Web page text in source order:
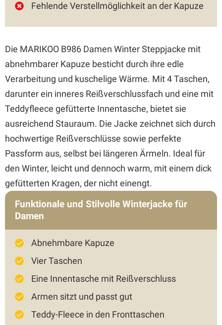
Fehlende Verstellmöglichkeit an der Kapuze
Die MARIKOO B986 Damen Winter Steppjacke mit
abnehmbarer Kapuze besticht durch ihre edle
Verarbeitung und kuschelige Wärme. Mit 4 Taschen,
darunter ein inneres Reißverschlussfach und eine mit
Teddyfleece gefütterte Innentasche, bietet sie
ausreichend Stauraum. Die Jacke zeichnet sich durch
hochwertige Reißverschlüsse sowie perfekte
Passform aus, selbst bei längeren Ärmeln. Ideal für
den Winter, leicht und dennoch warm, mit einem dick
gefütterten Kragen, der nicht einengt.
Funktionale und Stilvolle Winterjacke für
Damen
Abnehmbare Kapuze
Vier Taschen
Eine Innentasche mit Reißverschluss
Armen sitzt und passt gut
Teddy-Fleece in den Fronttaschen